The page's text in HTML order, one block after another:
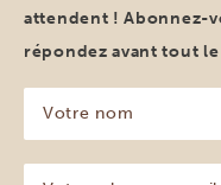
attendent ! Abonnez-
répondez avant tout le
nom
(Nécessaire)